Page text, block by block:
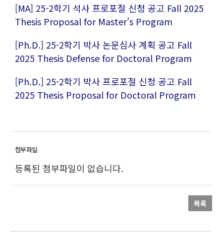
[MA] 25-2학기 석사 프로포절 신청 공고 Fall 2025
Thesis Proposal for Master’s Program
[Ph.D.] 25-2학기 박사 논문심사 계획 공고 Fall
2025 Thesis Defense for Doctoral Program
[Ph.D.] 25-2학기 박사 프로포절 신청 공고 Fall
2025 Thesis Proposal for Doctoral Program
등록된 첨부파일이 없습니다.
목록